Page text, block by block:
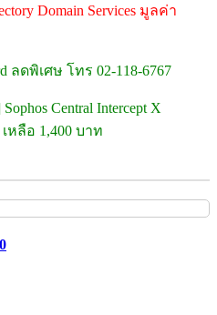
Domain Services มูลค่า
ลดพิเศษ โทร 02-118-6767
Central Intercept X
เหลือ 1,400 บาท